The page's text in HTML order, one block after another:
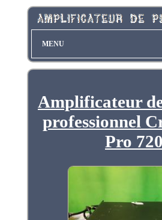
MENU
Amplificateur
professionnel
Pro